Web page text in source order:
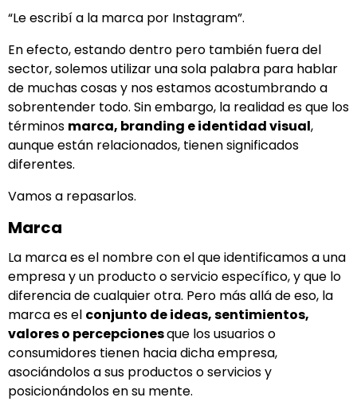
“Le escribí a la marca por Instagram”.
En efecto, estando dentro pero también fuera del
sector, solemos utilizar una sola palabra para hablar
de muchas cosas y nos estamos acostumbrando a
sobrentender todo. Sin embargo, la realidad es que los
términos marca, branding e identidad visual,
aunque están relacionados, tienen significados
diferentes.
Vamos a repasarlos.
Marca
La marca es el nombre con el que identificamos a una
empresa y un producto o servicio específico, y que lo
diferencia de cualquier otra. Pero más allá de eso, la
marca es el conjunto de ideas, sentimientos,
valores o percepcionesque los usuarios o
consumidores tienen hacia dicha empresa,
asociándolos a sus productos o servicios y
posicionándolos en su mente.